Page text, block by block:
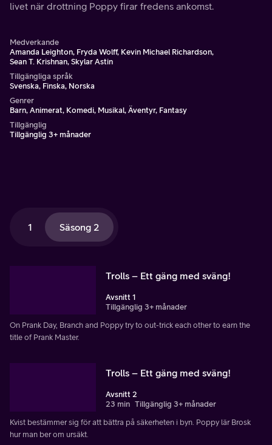
livet när drottning Poppy firar fredens ankomst.
Medverkande
Amanda Leighton, Fryda Wolff, Kevin Michael Richardson,
Sean T. Krishnan, Skylar Astin
Tillgängliga språk
Svenska, Finska, Norska
Genrer
Barn, Animerat, Komedi, Musikal, Äventyr, Fantasy
Tillgänglig
Tillgänglig 3+ månader
1 Säsong 2
Trolls – Ett gäng med sväng!
Avsnitt 1
Tillgänglig 3+ månader
On Prank Day, Branch and Poppy try to out-trick each other to earn the
title of Prank Master.
Trolls – Ett gäng med sväng!
Avsnitt 2
23 min Tillgänglig 3+ månader
Kvist bestämmer sig för att bättra på säkerheten i byn. Poppy lär Brosk
hur man ber om ursäkt.